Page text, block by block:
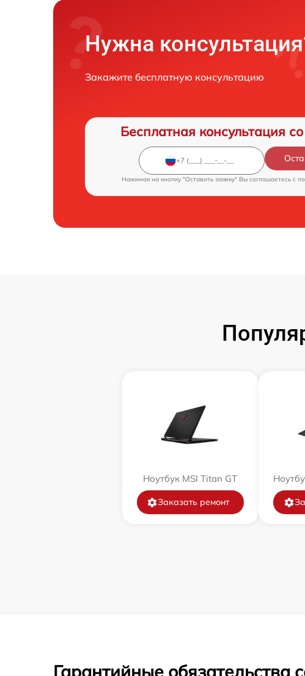
Нужна
Закажите бесплатную консультацию
Бесплатная консультация
Нажимая на кнопку "Оставить заявку" Вы соглашаетесь c
Ноутбук MSI Titan GT
Заказать ремонт
Гарантийные обязательства